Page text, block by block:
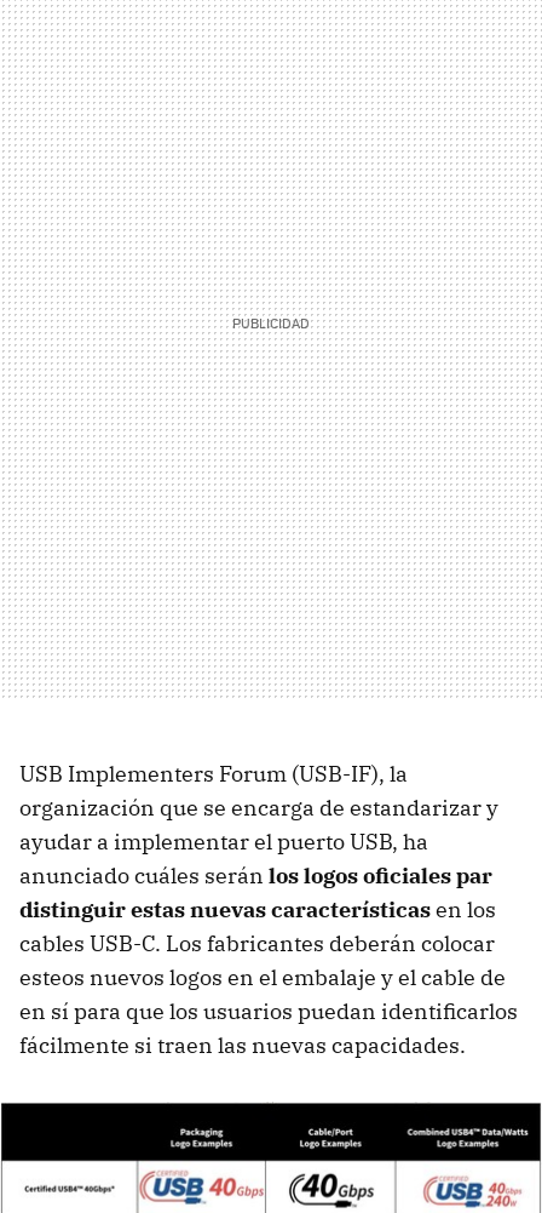
USB Implementers Forum (USB-IF), la
organización que se encarga de estandarizar y
ayudar a implementar el puerto USB, ha
anunciado cuáles serán los logos oficiales par
distinguir estas nuevas característicasen los
cables USB-C. Los fabricantes deberán colocar
esteos nuevos logos en el embalaje y el cable de
en sí para que los usuarios puedan identificarlos
fácilmente si traen las nuevas capacidades.